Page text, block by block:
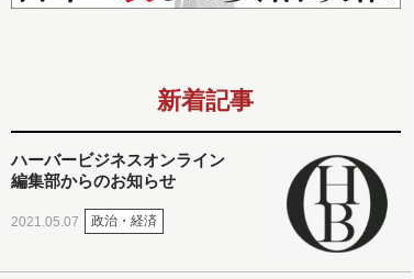
新着記事
ハーバービジネスオンライン
編集部からのお知らせ
2021.05.07 政治・経済